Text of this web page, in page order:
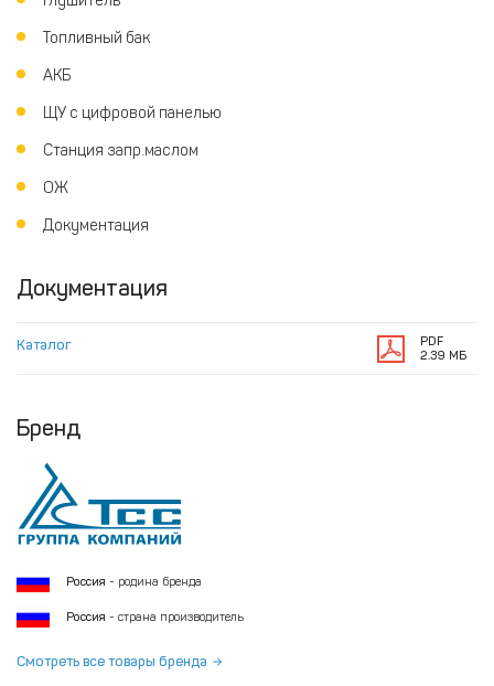
Топливный бак
АКБ
ЩУ с цифровой панелью
Станция запр.маслом
ОЖ
Документация
Документация
Каталог
PDF
2.39 МБ
Бренд
Россия - родина бренда
Россия - страна производитель
Смотреть все товары бренда